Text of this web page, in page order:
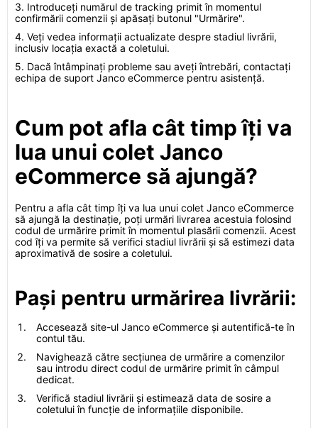
3. Introduceți numărul de tracking primit în momentul
confirmării comenzii și apăsați butonul "Urmărire".
4. Veți vedea informații actualizate despre stadiul livrării,
inclusiv locația exactă a coletului.
5. Dacă întâmpinați probleme sau aveți întrebări, contactați
echipa de suport Janco eCommerce pentru asistență.
Cum pot afla cât timp îți va
lua unui colet Janco
eCommerce să ajungă?
Pentru a afla cât timp îți va lua unui colet Janco eCommerce
să ajungă la destinație, poți urmări livrarea acestuia folosind
codul de urmărire primit în momentul plasării comenzii. Acest
cod îți va permite să verifici stadiul livrării și să estimezi data
aproximativă de sosire a coletului.
Pași pentru urmărirea livrării:
Accesează site-ul Janco eCommerce și autentifică-te în
contul tău.
Navighează către secțiunea de urmărire a comenzilor
sau introdu direct codul de urmărire primit în câmpul
dedicat.
Verifică stadiul livrării și estimează data de sosire a
coletului în funcție de informațiile disponibile.